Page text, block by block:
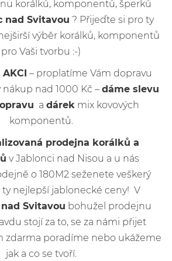
korálků, komponentů, šperků
nad Svitavou ? Přijeďte si pro ty
výběr korálků, komponentů
pro Vaši tvorbu :-)
– proplatíme Vám dopravu
nákup nad 1000 Kč – dáme slevu
a dárek mix kovových
komponentů.
prodejna korálků a
v Jablonci nad Nisou a u nás
o 180M2 seženete veškerý
nejlepší jablonecké ceny! V
Svitavou bohužel prodejnu
stojí za to, se za námi přijet
zdarma poradíme nebo ukážeme
jak a co se tvoří.